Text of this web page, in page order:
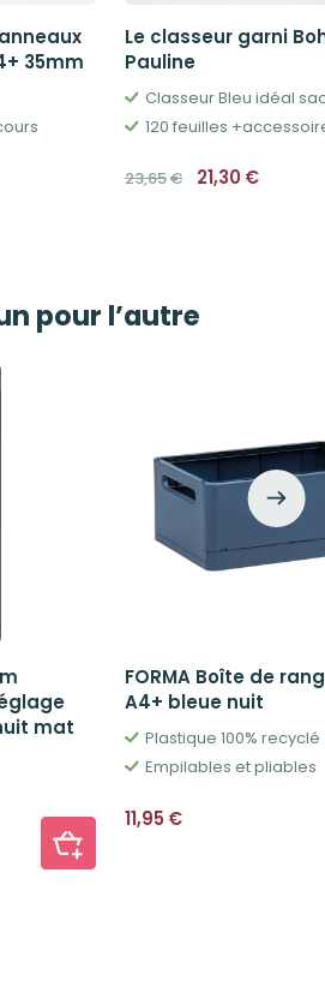
35mm
Le classeur garni
Pauline
Classeur Bleu idéal
120 feuilles
23,65€ Le
prix
21,30€
pour l’autre
mat
FORMA Boîte de
A4+ bleue nuit
Plastique 100% recyclé
Empilables et pliables
11,95 €